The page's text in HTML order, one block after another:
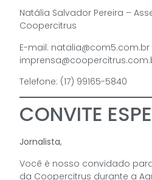
Natália Salvador Pereira –
Coopercitrus
E-mail: natalia@com5.com.br
Telefone: (17) 99165-5840
CONVITE
Jornalista,
Você é nosso convidado
da Coopercitrus durante a